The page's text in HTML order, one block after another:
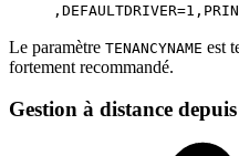
Le paramètre TENANCYNAME est
fortement recommandé.
Gestion à distance